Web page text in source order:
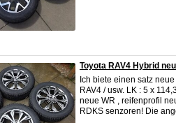
Toyota RAV4 Hybrid
Ich biete einen satz
RAV4 / usw. LK : 5 x
neue WR , reifenprofil
RDKS senzoren! Die